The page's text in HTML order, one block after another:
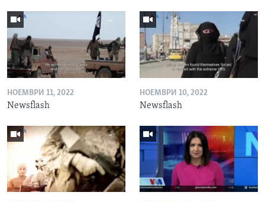
НОЕМВРИ 11, 2022
Newsflash
НОЕМВРИ 10, 2022
Newsflash